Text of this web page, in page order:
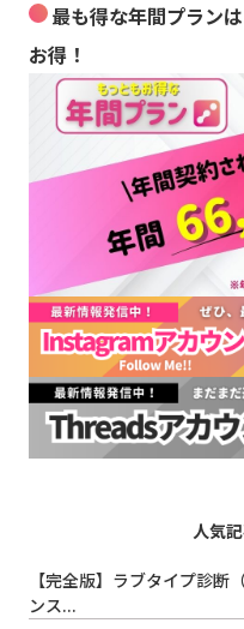
最も得な年間プラン
お得！
人気
【完全版】ラブタイプ診
ンス...